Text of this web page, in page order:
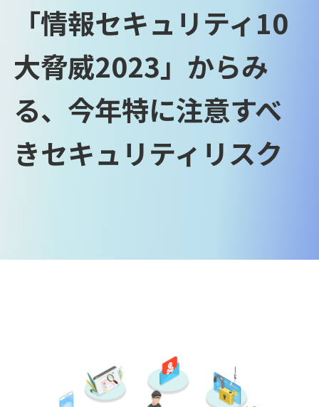
「情報セキュリティ10
大脅威2023」からみ
る、今年特に注意すべ
きセキュリティリスク